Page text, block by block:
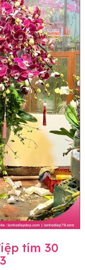
tím 30